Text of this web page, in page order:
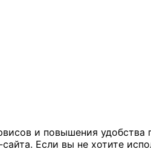
и повышения
Если вы не хотите